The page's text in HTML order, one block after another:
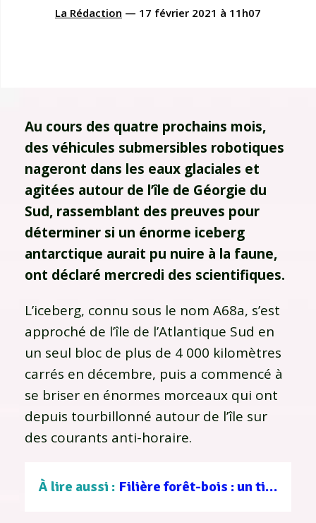
La Rédaction — 17 février 2021 à 11h07
Au cours des quatre prochains mois,
des véhicules submersibles robotiques
nageront dans les eaux glaciales et
agitées autour de l’île de Géorgie du
Sud, rassemblant des preuves pour
déterminer si un énorme iceberg
antarctique aurait pu nuire à la faune,
ont déclaré mercredi des scientifiques.
L’iceberg, connu sous le nom A68a, s’est
approché de l’île de l’Atlantique Sud en
un seul bloc de plus de 4 000 kilomètres
carrés en décembre, puis a commencé à
se briser en énormes morceaux qui ont
depuis tourbillonné autour de l’île sur
des courants anti-horaire.
À lire aussi : Filière forêt-bois : un tissu d’entreprises au service d’une gestion durable